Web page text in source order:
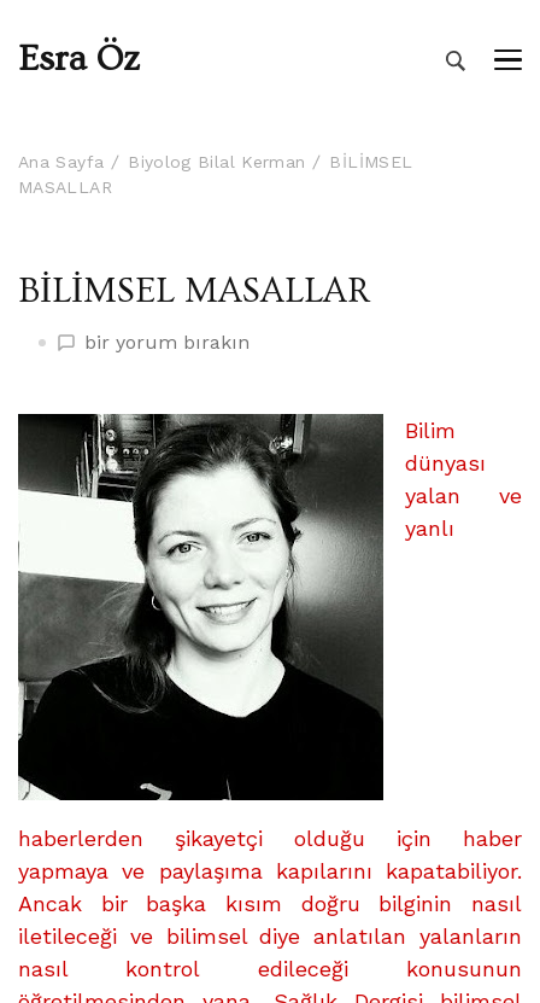
Esra Öz
Ana Sayfa Biyolog Bilal Kerman
BİLİMSEL
MASALLAR
BİLİMSEL MASALLAR
BİLİMSEL
bir yorum bırakın
Bilim
dünyası
yalan ve
yanlı
haberlerden şikayetçi olduğu için haber
yapmaya ve paylaşıma kapılarını kapatabiliyor.
Ancak bir başka kısım doğru bilginin nasıl
iletileceği ve bilimsel diye anlatılan yalanların
nasıl kontrol edileceği konusunun